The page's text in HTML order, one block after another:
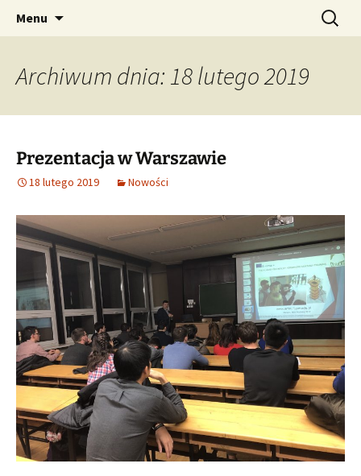
ARFAT
AUGMENTED REALITY FORMWORK ASSEMBLY
TRAINING
Menu Szukaj:
Archiwum dnia: 18 lutego 2019
Prezentacja w Warszawie
18 lutego 2019 Nowości